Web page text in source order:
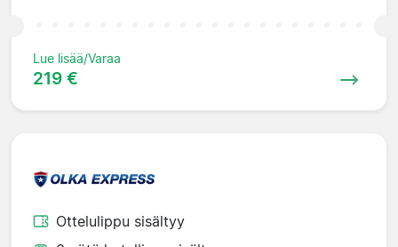
Lue lisää/Varaa
219 €
Ottelulippu sisältyy